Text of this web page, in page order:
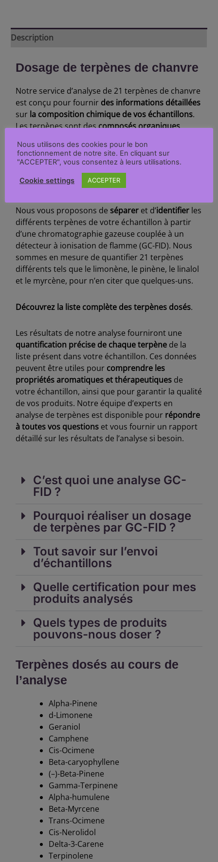
Description
Dosage de terpènes de chanvre
Notre service d’analyse de 21 terpènes de chanvre
est conçu pour fournir des informations détaillées
sur la composition chimique de vos échantillons.
Les terpènes sont descomposés organiques
produits naturels tels que les plantes, les fleurs ou
encore les fruits. Ils sont connus pour leurs
propriétés aromatiqueset peuvent également
avoir deseffets thérapeutiques
Nous vous proposons deséparer et d’identifier les
différents terpènes de votre échantillon à partir
d’une chromatographie gazeuse couplée à un
détecteur à ionisation de flamme (GC-FID). Nous
sommes en mesure de quantifier 21 terpènes
différents tels que le limonène, le pinène, le linalol
et le myrcène, pour n’en citer que quelques-uns.
Découvrez la liste complète des terpènes dosés.
Les résultats de notre analyse fourniront une
quantification précise de chaque terpène de la
liste présent dans votre échantillon. Ces données
peuvent être utiles pour comprendre les
propriétés aromatiques et thérapeutiques de
votre échantillon, ainsi que pour garantir la qualité
de vos produits. Notre équipe d’experts en
analyse de terpènes est disponible pour répondre
à toutes vos questions et vous fournir un rapport
détaillé sur les résultats de l’analyse si besoin.
C’est quoi une analyse GC-
FID ?
Pourquoi réaliser un dosage
de terpènes par GC-FID ?
Tout savoir sur l’envoi
d’échantillons
Quelle certification pour mes
produits analysés
Quels types de produits
pouvons-nous doser ?
Terpènes dosés au cours de
l’analyse
Alpha-Pinene
d-Limonene
Geraniol
Camphene
Cis-Ocimene
Beta-caryophyllene
(–)-Beta-Pinene
Gamma-Terpinene
Alpha-humulene
Beta-Myrcene
Trans-Ocimene
Cis-Nerolidol
Delta-3-Carene
Terpinolene
Nous utilisons des cookies pour le bon
fonctionnement de notre site. En cliquant sur
"ACCEPTER", vous consentez à leurs utilisations.
Cookie settings ACCEPTER